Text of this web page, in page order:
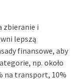
zbieranie i
lepszą
finansowe, aby
np. około
na transport, 10%